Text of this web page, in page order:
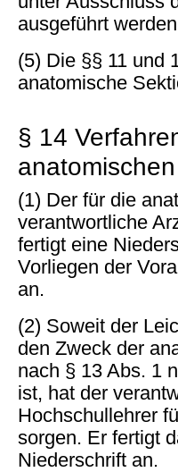
ausgeführt
(5) Die §§ 11 und
anatomische
§ 14
(1) Der für die
verantwortliche
fertigt eine
Vorliegen der
an.
(2) Soweit der
den Zweck der
nach § 13 Abs. 1
ist, hat der
Hochschullehrer
sorgen. Er fertigt
Niederschrift an.